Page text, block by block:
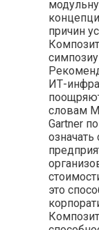
причин
ИТ-
словам
Gartner
это